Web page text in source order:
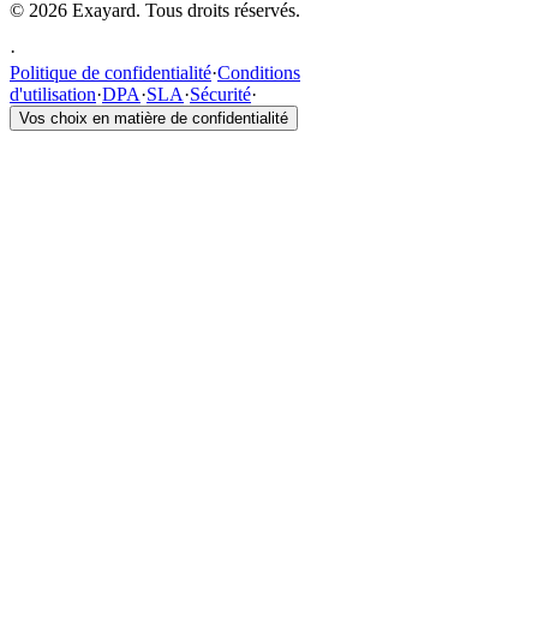
© 2026 Exayard. Tous droits réservés.
·
Politique de confidentialité·Conditions
d'utilisation·DPA·SLA·Sécurité·
Vos choix en matière de confidentialité